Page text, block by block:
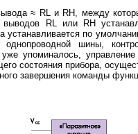
≈ RL и RH, между
RL или RH
устанавливается по
однопроводной шины,
упоминалось,
состояния прибора,
завершения команды